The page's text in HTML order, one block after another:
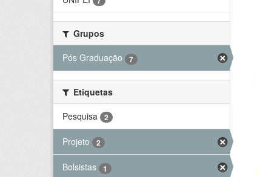
Grupos
Pós Graduação
7
Etiquetas
Pesquisa
2
Projeto 2
Bolsistas 1